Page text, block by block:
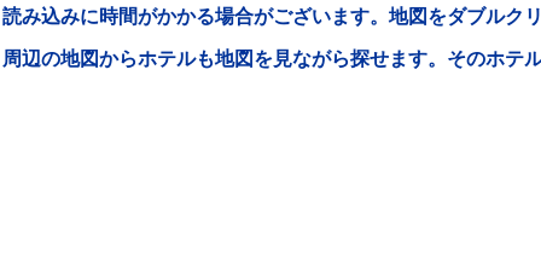
読み込みに時間がかかる場合がございます。地図をダブルク
周辺の地図からホテルも地図を見ながら探せます。そのホテ